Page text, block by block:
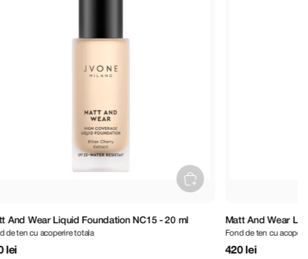
Matt And Wear Liquid Foundation NW15 - 20 ml
Fond de ten cu acoperire totala
420 lei
Matt And
Fond de ten cu
420 lei